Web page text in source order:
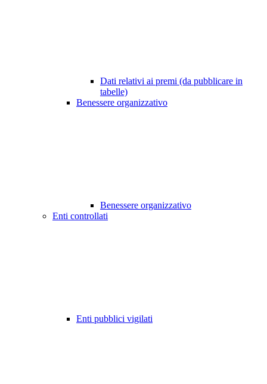
Dati relativi ai premi (da pubblicare in
tabelle)
Benessere organizzativo
Benessere organizzativo
Enti controllati
Enti pubblici vigilati